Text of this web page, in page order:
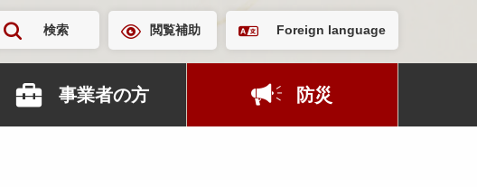
検索 閲覧補助 Foreign language
事業者の方 防災